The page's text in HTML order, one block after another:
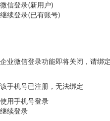
微信登录(新用户)
继续登录(已有账号)
企业微信登录功能即将关闭，请绑
该手机号已注册，无法绑定
使用手机号登录
继续登录